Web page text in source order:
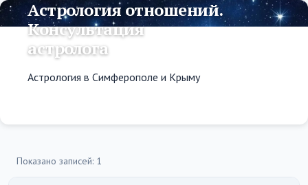
Астрология отношений.
Консультация
астролога
Астрология в Симферополе и Крыму
Показано записей: 1